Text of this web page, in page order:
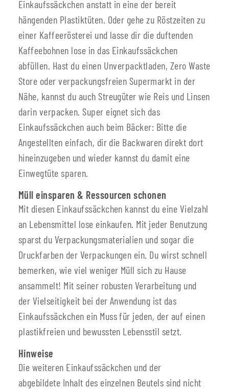
Einkaufssäckchen anstatt in eine der bereit
hängenden Plastiktüten. Oder gehe zu Röstzeiten zu
einer Kaffeerösterei und lasse dir die duftenden
Kaffeebohnen lose in das Einkaufssäckchen
abfüllen. Hast du einen Unverpacktladen, Zero Waste
Store oder verpackungsfreien Supermarkt in der
Nähe, kannst du auch Streugüter wie Reis und Linsen
darin verpacken. Super eignet sich das
Einkaufssäckchen auch beim Bäcker: Bitte die
Angestellten einfach, dir die Backwaren direkt dort
hineinzugeben und wieder kannst du damit eine
Einwegtüte sparen.
Müll einsparen & Ressourcen schonen
Mit diesen Einkaufssäckchen kannst du eine Vielzahl
an Lebensmittel lose einkaufen. Mit jeder Benutzung
sparst du Verpackungsmaterialien und sogar die
Druckfarben der Verpackungen ein. Du wirst schnell
bemerken, wie viel weniger Müll sich zu Hause
ansammelt! Mit seiner robusten Verarbeitung und
der Vielseitigkeit bei der Anwendung ist das
Einkaufssäckchen ein Muss für jeden, der auf einen
plastikfreien und bewussten Lebensstil setzt.
Hinweise
Die weiteren Einkaufssäckchen und der
abgebildete Inhalt des einzelnen Beutels sind nicht